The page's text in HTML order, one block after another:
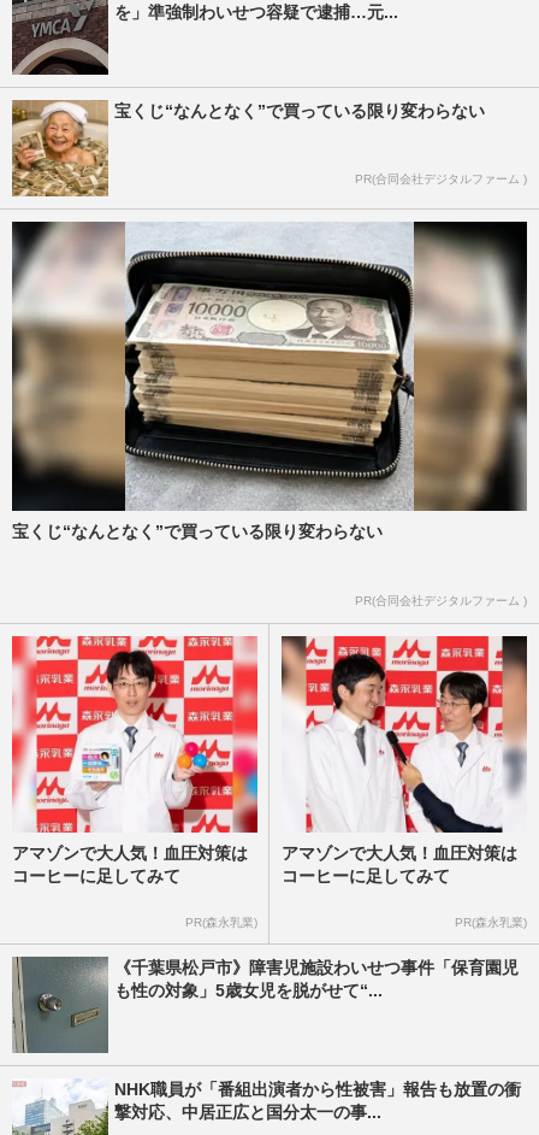
を」準強制わいせつ容疑で逮捕…元...
宝くじ“なんとなく”で買っている限り変わらない
PR(合同会社デジタルファーム )
宝くじ“なんとなく”で買っている限り変わらない
PR(合同会社デジタルファーム )
アマゾンで大人気！血圧対策は
コーヒーに足してみて
PR(森永乳業)
アマゾンで大人気！血圧対策は
コーヒーに足してみて
PR(森永乳業)
《千葉県松戸市》障害児施設わいせつ事件「保育園児
も性の対象」5歳女児を脱がせて“...
NHK職員が「番組出演者から性被害」報告も放置の衝
撃対応、中居正広と国分太一の事...